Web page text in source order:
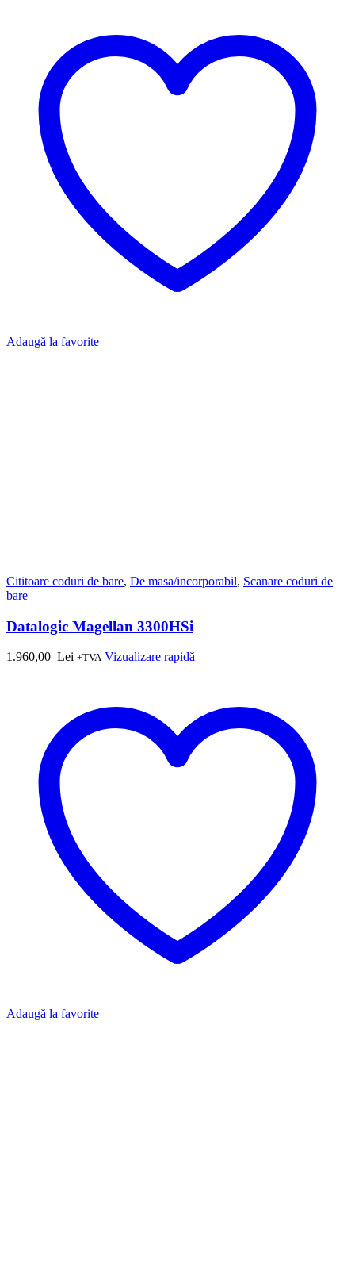
Adaugă la favorite
Cititoare coduri de bare, De masa/incorporabil, Scanare coduri de
bare
Datalogic Magellan 3300HSi
1.960,00 Lei +TVA Vizualizare rapidă
Adaugă la favorite